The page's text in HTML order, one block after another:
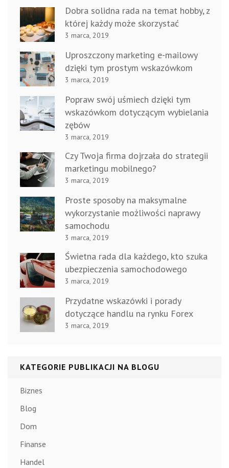
Dobra solidna rada na temat hobby, z
której każdy może skorzystać
3 marca, 2019
Uproszczony marketing e-mailowy
dzięki tym prostym wskazówkom
3 marca, 2019
Popraw swój uśmiech dzięki tym
wskazówkom dotyczącym wybielania
zębów
3 marca, 2019
Czy Twoja firma dojrzała do strategii
marketingu mobilnego?
3 marca, 2019
Proste sposoby na maksymalne
wykorzystanie możliwości naprawy
samochodu
3 marca, 2019
Świetna rada dla każdego, kto szuka
ubezpieczenia samochodowego
3 marca, 2019
Przydatne wskazówki i porady
dotyczące handlu na rynku Forex
3 marca, 2019
KATEGORIE PUBLIKACJI NA BLOGU
Biznes
Blog
Dom
Finanse
Handel